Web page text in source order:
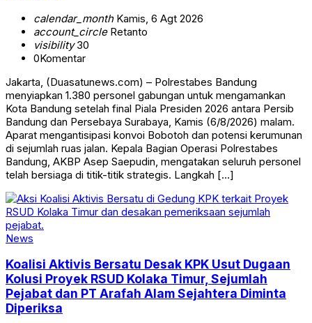
calendar_monthKamis, 6 Agt 2026
account_circleRetanto
visibility30
0Komentar
Jakarta, (Duasatunews.com) – Polrestabes Bandung
menyiapkan 1.380 personel gabungan untuk mengamankan
Kota Bandung setelah final Piala Presiden 2026 antara Persib
Bandung dan Persebaya Surabaya, Kamis (6/8/2026) malam.
Aparat mengantisipasi konvoi Bobotoh dan potensi kerumunan
di sejumlah ruas jalan. Kepala Bagian Operasi Polrestabes
Bandung, AKBP Asep Saepudin, mengatakan seluruh personel
telah bersiaga di titik-titik strategis. Langkah […]
News
Koalisi Aktivis Bersatu Desak KPK Usut Dugaan
Kolusi Proyek RSUD Kolaka Timur, Sejumlah
Pejabat dan PT Arafah Alam Sejahtera Diminta
Diperiksa